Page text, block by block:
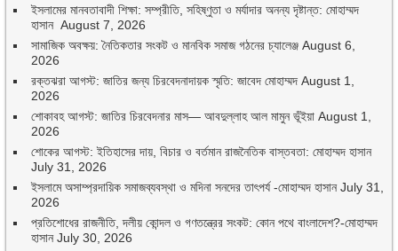
ইসলামের মানবতাবাদী শিক্ষা: সম্প্রীতি, সহিষ্ণুতা ও মর্যাদার অনন্য দৃষ্টান্ত: মোহাম্মদ
হাসান August 7, 2026
সামাজিক অবক্ষয়: নৈতিকতার সংকট ও মানবিক সমাজ গঠনের চ্যালেঞ্জ August 6,
2026
রক্তঝরা আগস্ট: জাতির জন্য চিরবেদনাদায়ক স্মৃতি: জাবেদ মোহাম্মদ August 1,
2026
শোকাবহ আগস্ট: জাতির চিরবেদনার মাস— আবদুল্লাহ আল মামুন ভূঁইয়া August 1,
2026
শোকের আগস্ট: ইতিহাসের দায়, বিচার ও বর্তমান রাজনৈতিক বাস্তবতা: মোহাম্মদ হাসান
July 31, 2026
ইসলামে অসাম্প্রদায়িক সমাজব্যবস্থা ও মদিনা সনদের তাৎপর্য -মোহাম্মদ হাসান July 31,
2026
প্রতিশোধের রাজনীতি, দলীয় কোন্দল ও গণতন্ত্রের সংকট: কোন পথে বাংলাদেশ?-মোহাম্মদ
হাসান July 30, 2026